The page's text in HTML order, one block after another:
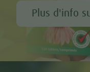
Plus d'info